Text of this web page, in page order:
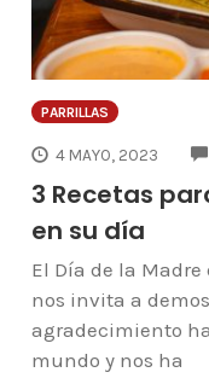
PARRILLAS
4 MAYO, 2023
3 Recetas
en su día
El Día de la
nos invita a
agradecimiento
mundo y nos ha